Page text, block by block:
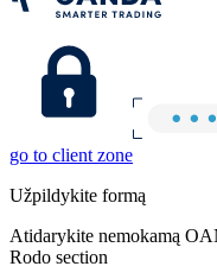
go to client zone
Užpildykite formą
Atidarykite nemokamą
Rodo section